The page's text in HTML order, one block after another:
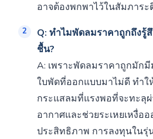
อาจต้องพกพาไว้ในสัมภาระ
Q: ทำไมพัดลมราคาถูกถึงรู้
ชื้น?
A: เพราะพัดลมราคาถูกมักมี
ใบพัดที่ออกแบบมาไม่ดี ทำใ
กระแสลมที่แรงพอที่จะทะลุ
อากาศและช่วยระเหยเหงื่อ
ประสิทธิภาพ การลงทุนใน